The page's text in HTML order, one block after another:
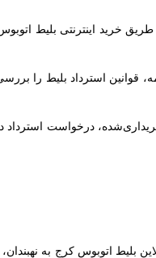
خرید اینترنتی بلیط
استرداد بلیط را
خریداری‌شده، درخواست
بلیط اتوبوس کرج به